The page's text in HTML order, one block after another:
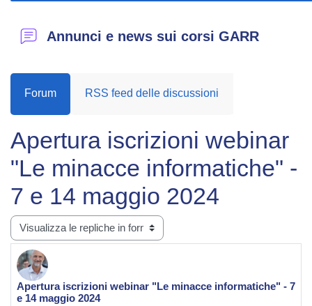
Annunci e news sui corsi GARR
Forum RSS feed delle discussioni
Apertura iscrizioni webinar
"Le minacce informatiche" -
7 e 14 maggio 2024
Modalità visualizzazione
Apertura iscrizioni webinar "Le minacce informatiche" - 7
e 14 maggio 2024
Numero di risposte: 0